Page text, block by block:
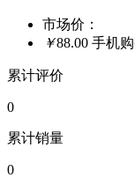
市场价：
￥88.00 手机
累计评价
0
累计销量
0